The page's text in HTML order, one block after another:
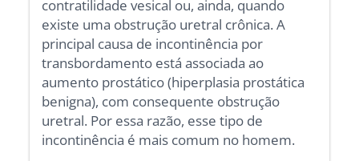
contratilidade vesical ou, ainda, quando
existe uma obstrução uretral crônica. A
principal causa de incontinência por
transbordamento está associada ao
aumento prostático (hiperplasia prostática
benigna), com consequente obstrução
uretral. Por essa razão, esse tipo de
incontinência é mais comum no homem.